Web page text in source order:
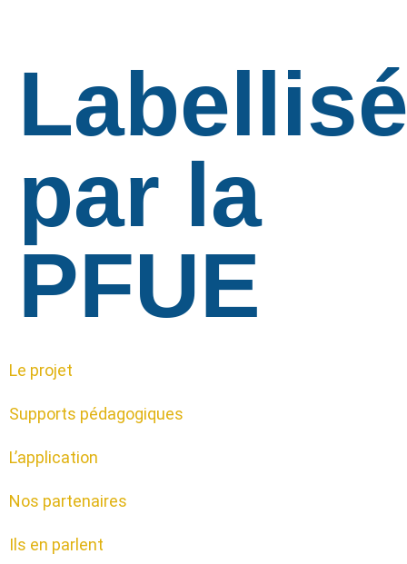
par la
PFUE
Le projet
Supports pédagogiques
L’application
Nos partenaires
Ils en parlent